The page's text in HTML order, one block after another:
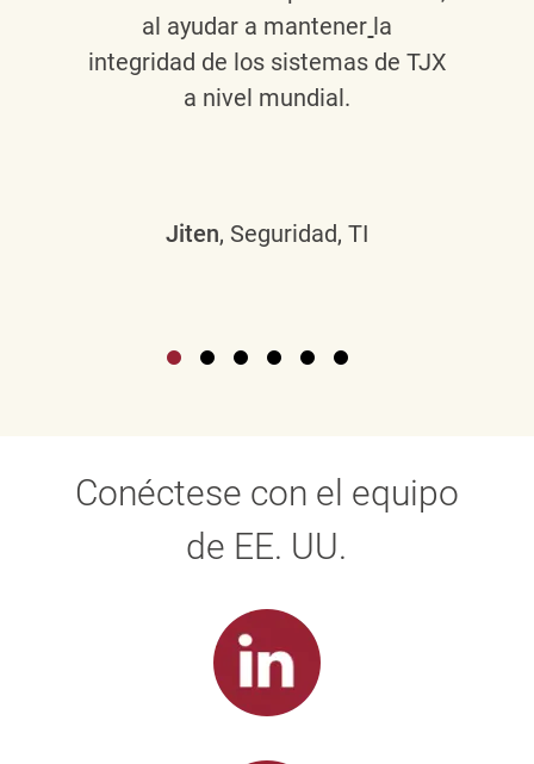
al ayudar a mantener la
integridad de los sistemas de TJX
a nivel mundial.
Jiten, Seguridad, TI
Conéctese con el equipo
de EE. UU.